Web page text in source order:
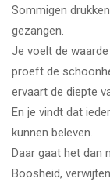
Sommigen
gezangen.
Je voelt de
proeft de
ervaart de diepte
En je vindt dat
kunnen beleven.
Daar gaat het dan
Boosheid,